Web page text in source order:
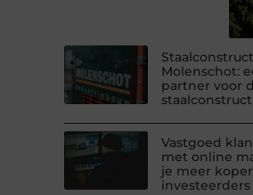
Molenschot:
partner voor
Vastgoed
met online
je meer
investeerders